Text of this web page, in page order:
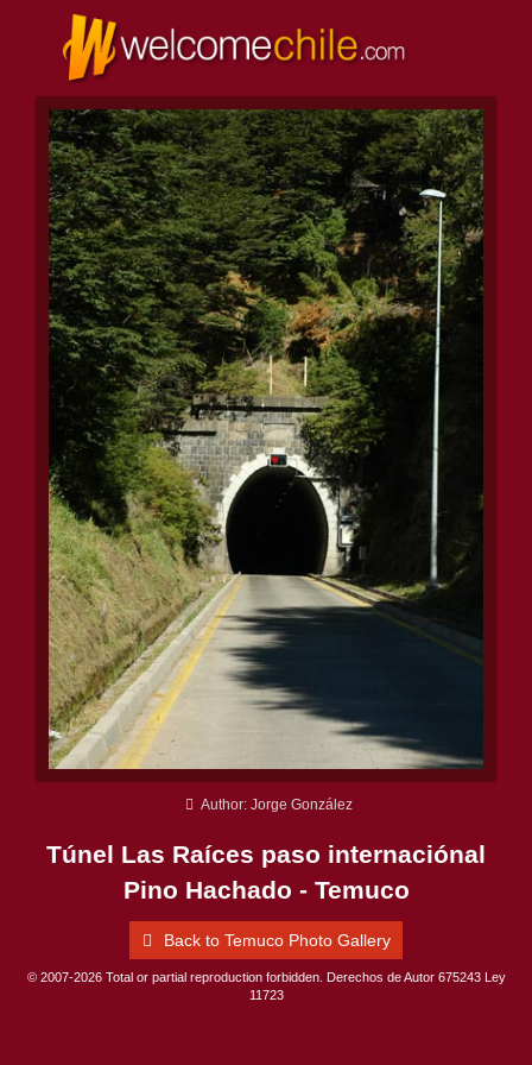
Author: Jorge González
Túnel Las Raíces paso internaciónal
Pino Hachado - Temuco
Back to Temuco Photo Gallery
© 2007-2026 Total or partial reproduction forbidden. Derechos de Autor 675243 Ley
11723